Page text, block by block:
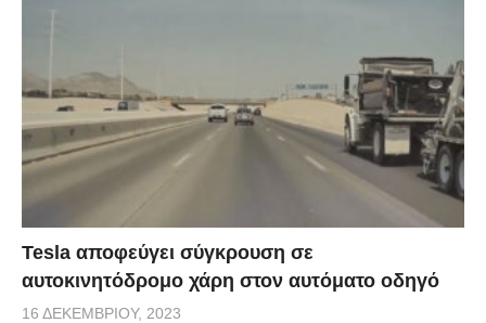
Tesla αποφεύγει σύγκρουση σε
αυτοκινητόδρομο χάρη στον αυτόματο οδηγό
16 ΔΕΚΕΜΒΡΊΟΥ, 2023